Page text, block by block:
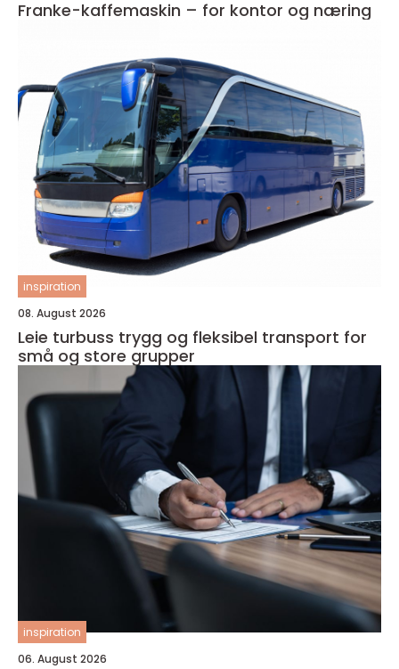
Franke-kaffemaskin – for kontor og næring
inspiration
08. August 2026
Leie turbuss trygg og fleksibel transport for
små og store grupper
inspiration
06. August 2026